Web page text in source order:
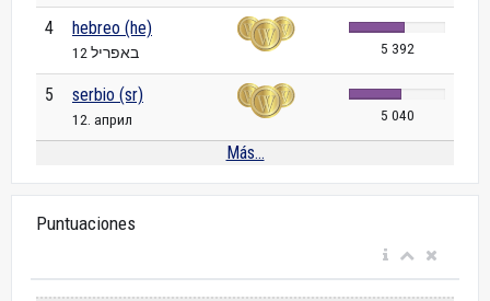
4 hebreo (he)
12 באפריל 5 392
5 serbio (sr)
12. април 5 040
Más...
Puntuaciones